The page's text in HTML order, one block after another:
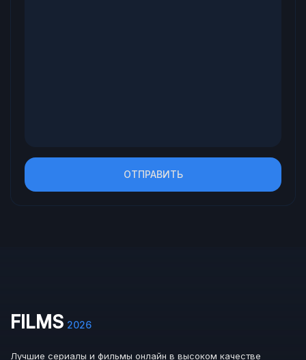
ОТПРАВИТЬ
FILMS 2026
Лучшие сериалы и фильмы онлайн в высоком качестве